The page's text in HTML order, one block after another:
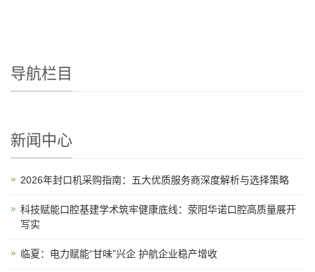
导航栏目
新闻中心
2026年封口机采购指南：五大优质服务商深度解析与选择策略
科技赋能口腔基建学术筑牢健康底线：荥阳华诺口腔高质量展开
写实
临夏：电力赋能“甘味”兴企 护航企业稳产增收